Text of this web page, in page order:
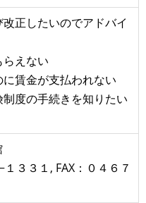
正したいのでアドバイ
えない
賃金が支払われない
度の手続きを知りたい
３３１, FAX：０４６７